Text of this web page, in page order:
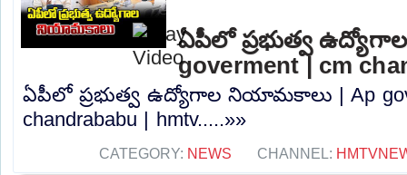
ఏపీలో ప్రభుత్వ
goverment | cm
ఏపీలో ప్రభుత్వ ఉద్యోగాల నియామకాలు | Ap
chandrababu | hmtv.....»»
CATEGORY: NEWS CHANNEL: